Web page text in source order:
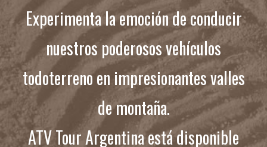
Experimenta la emoción de conducir
nuestros poderosos vehículos
todoterreno en impresionantes valles
de montaña.
ATV Tour Argentina está disponible